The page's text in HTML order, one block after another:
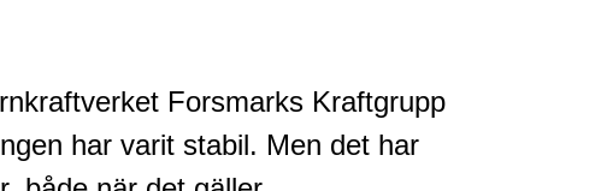
Forsmarks Kraftgrupp
har varit stabil. Men det har